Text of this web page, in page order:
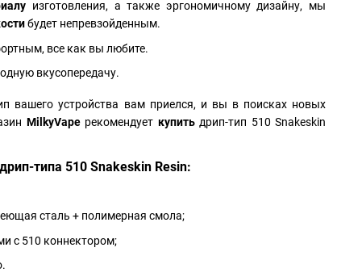
изготовления, а также эргономичному дизайну, мы
будет непревзойденным.
все как вы любите.
вашего устройства вам приелся, и вы в поисках новых
MilkyVape рекомендует купитьдрип-тип 510 Snakeskin
типа 510 Snakeskin Resin:
сталь + полимерная смола;
с 510 коннектором;